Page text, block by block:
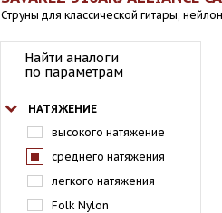
Струны для классической гитары,
Найти аналоги
по параметрам
НАТЯЖЕНИЕ
высокого натяжение
среднего натяжения
легкого натяжения
Folk Nylon